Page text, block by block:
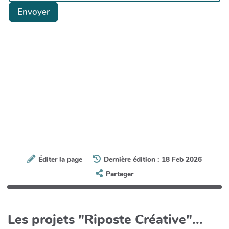
Envoyer
Éditer la page
Dernière édition : 18 Feb 2026
Partager
Les projets "Riposte Créative"...